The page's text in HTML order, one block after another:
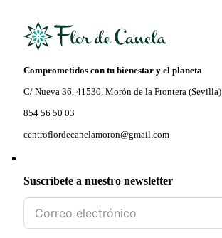
Comprometidos con tu bienestar y el planeta
C/ Nueva 36, 41530, Morón de la Frontera (Sevilla)
854 56 50 03
centroflordecanelamoron@gmail.com
Suscríbete a nuestro newsletter